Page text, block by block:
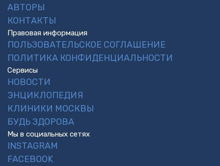
АВТОРЫ
КОНТАКТЫ
Правовая информация
ПОЛЬЗОВАТЕЛЬСКОЕ СОГЛАШЕНИЕ
ПОЛИТИКА КОНФИДЕНЦИАЛЬНОСТИ
Сервисы
НОВОСТИ
ЭНЦИКЛОПЕДИЯ
КЛИНИКИ МОСКВЫ
БУДЬ ЗДОРОВА
Мы в социальных сетях
INSTAGRAM
FACEBOOK